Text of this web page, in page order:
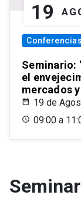
19
Conferencias
Seminario:
el
mercados
19 de
09:00 a